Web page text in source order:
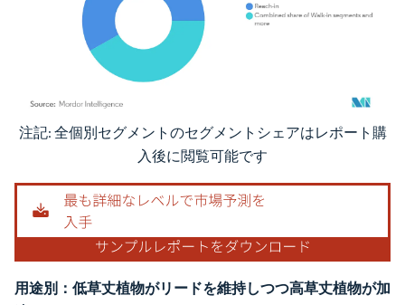
画像 © Mordor Intelligence。再利用にはCC BY 4.0の表示が必要です。
注記: 全個別セグメントのセグメントシェアはレポート購
入後に閲覧可能です
用途別：低草丈植物がリードを維持しつつ高草丈植物が加